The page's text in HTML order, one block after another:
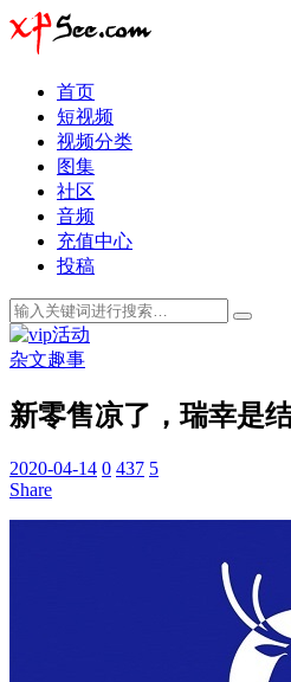
首页
短视频
视频分类
图集
社区
音频
充值中心
投稿
杂文趣事
新零售凉了，瑞幸是
2020-04-14 0 437 5
Share